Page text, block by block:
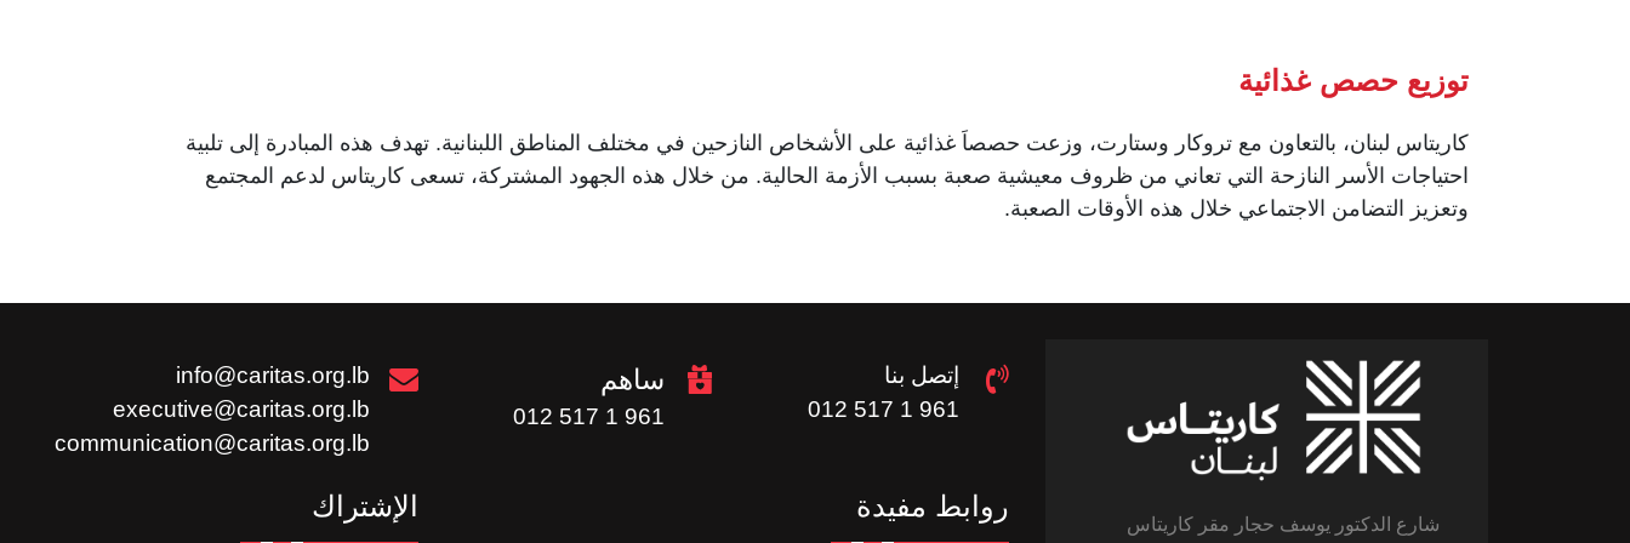
توزيع حصص غذائية
كاريتاس لبنان، بالتعاون مع تروكار وستارت، وزعت حصصاَ غذائية على الأشخاص النازحين في مختلف المناطق اللبنانية. تهدف هذه المبادرة إلى تلبية
احتياجات الأسر النازحة التي تعاني من ظروف معيشية صعبة بسبب الأزمة الحالية. من خلال هذه الجهود المشتركة، تسعى كاريتاس لدعم المجتمع
وتعزيز التضامن الاجتماعي خلال هذه الأوقات الصعبة.
شارع الدكتور يوسف حجار مقر كاريتاس
إتصل بنا
961 1 517 012
ساهم
961 1 517 012
info@caritas.org.lb
executive@caritas.org.lb
communication@caritas.org.lb
روابط مفيدة الإشتراك